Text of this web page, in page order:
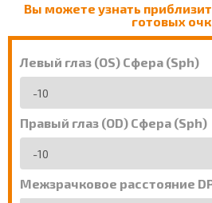
Вы можете узнать
готовых
Левый глаз (OS) Сфера (Sph)
Правый глаз (OD) Сфера (Sph)
Межзрачковое расстояние